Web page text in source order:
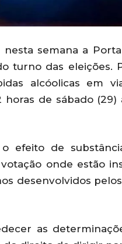
semana a
turno das eleições.
alcóolicas em
de sábado (29)
efeito de
onde estão
desenvolvidos
as